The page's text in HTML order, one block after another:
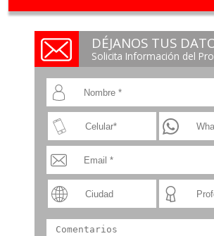
DÉJANOS TUS
Solicita Información del